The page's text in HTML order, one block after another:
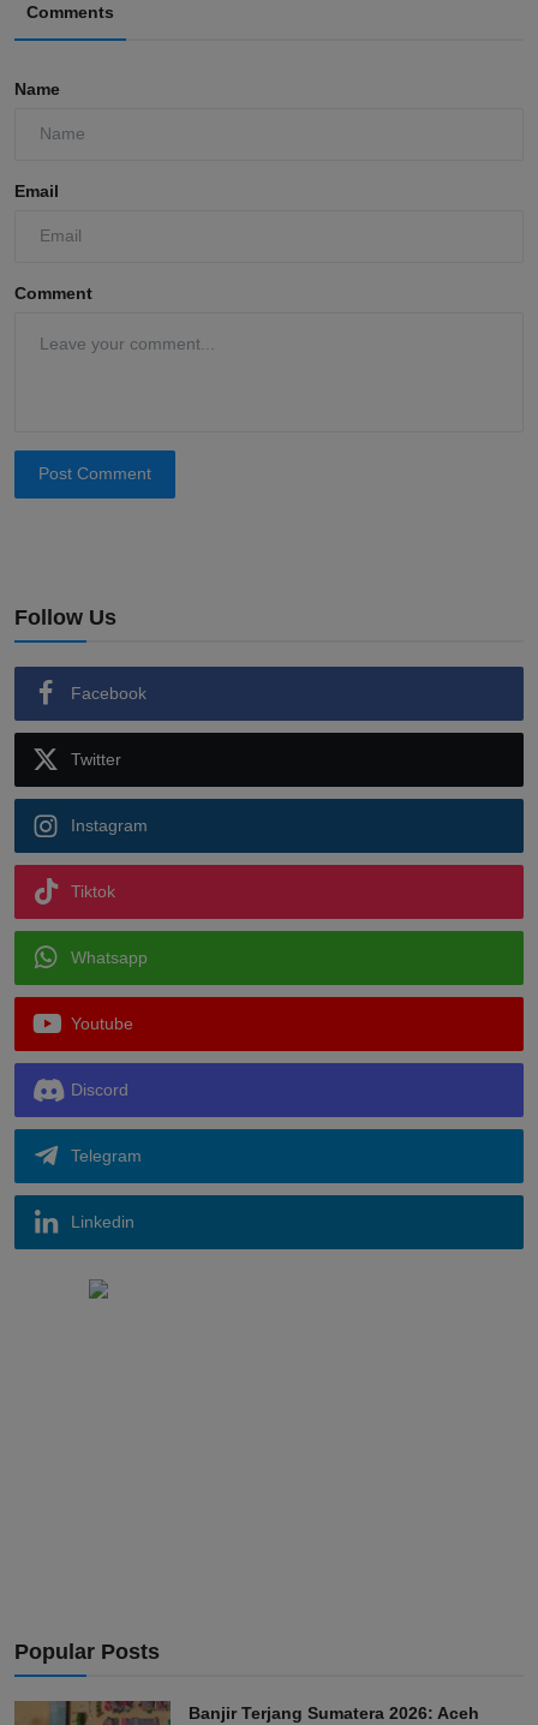
Comments
Name
Email
Comment
Post Comment
Follow Us
Facebook
Twitter
Instagram
Tiktok
Whatsapp
Youtube
Discord
Telegram
Linkedin
Popular Posts
Banjir Terjang Sumatera 2026: Aceh